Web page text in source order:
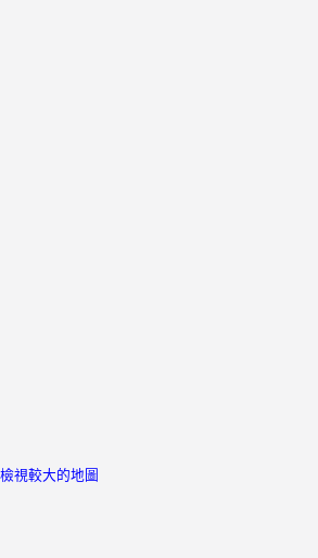
檢視較大的地圖